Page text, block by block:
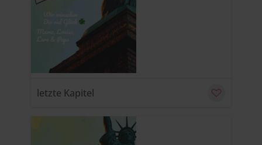
letzte Kapitel